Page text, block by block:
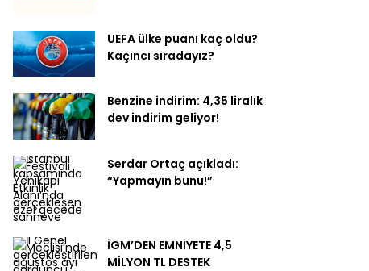
UEFA ülke puanı kaç oldu?
Kaçıncı sıradayız?
Benzine indirim: 4,35 liralık
dev indirim geliyor!
Serdar Ortaç açıkladı:
“Yapmayın bunu!”
İGM’DEN EMNİYETE 4,5
MİLYON TL DESTEK